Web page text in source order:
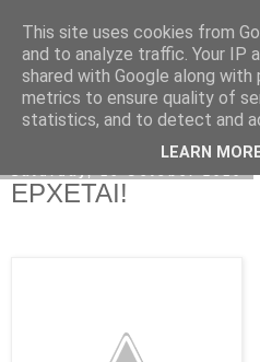
Kormoranos
ΕΡΧΕΤΑΙ!
This site uses cookies from
and to analyze traffic. Your IP
shared with Google along
metrics to ensure quality of
statistics, and to detect and
LEARN